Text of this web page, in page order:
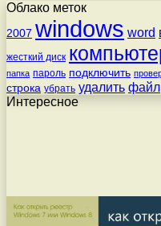
Облако меток
2007 windows word
жесткий диск
папка пароль подключить
строка убрать удалить файл
Интересное